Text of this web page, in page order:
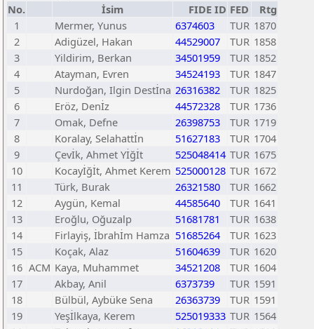
No. İsim FIDE ID FED
Rtg
1
Mermer, Yunus 6374603 TUR 1870
2
Adigüzel, Hakan 44529007 TUR 1858
3
Yildirim, Berkan 34501959 TUR 1852
4
Atayman, Evren 34524193 TUR 1847
5
Nurdoğan, Ilgin Destİna 26316382 TUR 1825
6
Eröz, Denİz 44572328 TUR 1736
7
Omak, Defne 26398753 TUR 1719
8
Koralay, Selahattİn 51627183 TUR 1704
9
Çevİk, Ahmet Yİğİt 525048414 TUR 1675
10
Kocayİğİt, Ahmet Kerem 525000128 TUR 1672
11
Türk, Burak 26321580 TUR 1662
12
Aygün, Kemal 44585640 TUR 1641
13
Eroğlu, Oğuzalp 51681781 TUR 1638
14
Firlayiş, İbrahİm Hamza 51685264 TUR 1623
15
Koçak, Alaz 51604639 TUR 1620
16 ACM Kaya, Muhammet 34521208 TUR 1604
17
Akbay, Anil 6373739 TUR 1591
18
Bülbül, Aybüke Sena 26363739 TUR 1591
19
Yeşİlkaya, Kerem 525019333 TUR 1564